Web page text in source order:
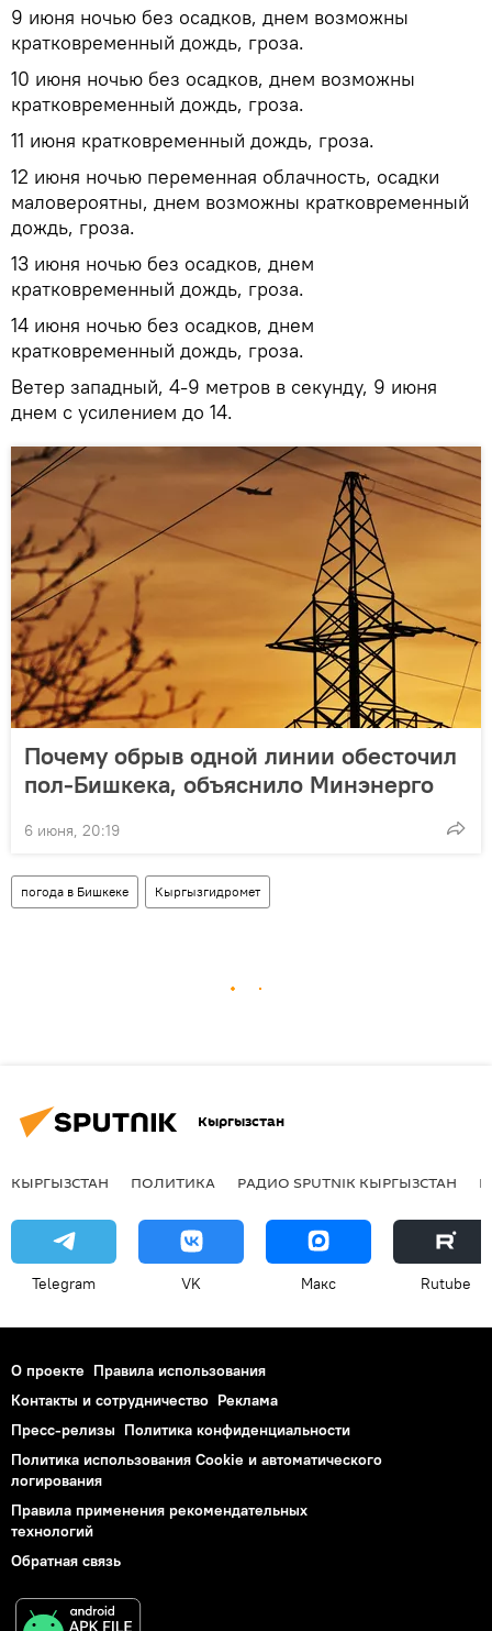
9 июня ночью без осадков, днем возможны
кратковременный дождь, гроза.
10 июня ночью без осадков, днем возможны
кратковременный дождь, гроза.
11 июня кратковременный дождь, гроза.
12 июня ночью переменная облачность, осадки
маловероятны, днем возможны кратковременный
дождь, гроза.
13 июня ночью без осадков, днем
кратковременный дождь, гроза.
14 июня ночью без осадков, днем
кратковременный дождь, гроза.
Ветер западный, 4-9 метров в секунду, 9 июня
днем с усилением до 14.
Почему обрыв одной линии обесточил
пол-Бишкека, объяснило Минэнерго
6 июня, 20:19
погода в Бишкеке Кыргызгидромет
Кыргызстан
КЫРГЫЗСТАН ПОЛИТИКА РАДИО SPUTNIK КЫРГЫЗСТАН
Telegram VK Макс Rutube
О проекте Правила использования
Контакты и сотрудничество Реклама
Пресс-релизы Политика конфиденциальности
Политика использования Cookie и автоматического
логирования
Правила применения рекомендательных
технологий
Обратная связь